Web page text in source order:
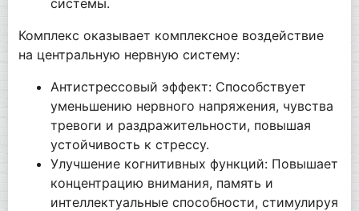
Комплекс оказывает комплексное воздействие
на центральную нервную систему:
Антистрессовый эффект: Способствует
уменьшению нервного напряжения, чувства
тревоги и раздражительности, повышая
устойчивость к стрессу.
Улучшение когнитивных функций: Повышает
концентрацию внимания, память и
интеллектуальные способности, стимулируя